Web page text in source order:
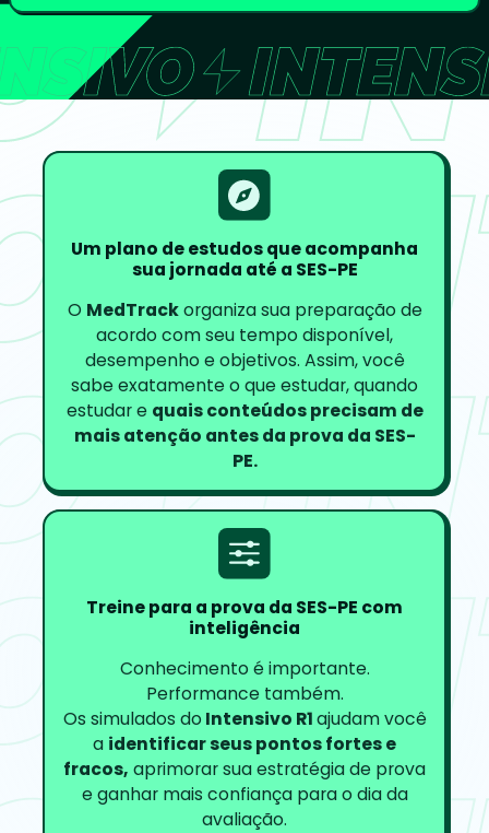
Um plano de estudos que acompanha
sua jornada até a SES-PE
O MedTrackorganiza sua preparação de
acordo com seu tempo disponível,
desempenho e objetivos. Assim, você
sabe exatamente o que estudar, quando
estudar e quais conteúdos precisam de
mais atenção antes da prova da SES-
PE.
Treine para a prova da SES-PE com
inteligência
Conhecimento é importante.
Performance também.
Os simulados do Intensivo R1ajudam você
a identificar seus pontos fortes e
fracos, aprimorar sua estratégia de prova
e ganhar mais confiança para o dia da
avaliação.